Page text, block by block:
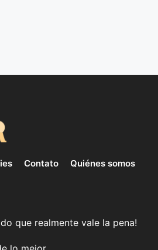
Contato Quiénes somos
que realmente vale la pena!